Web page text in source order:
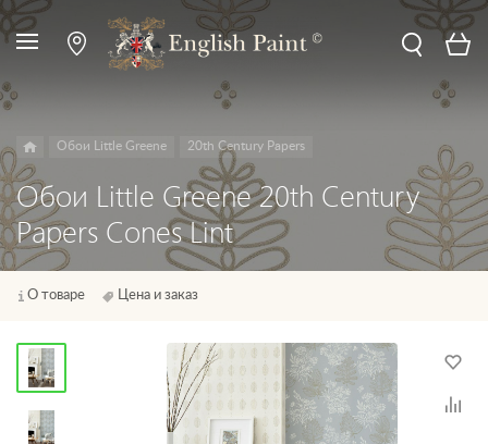
Обои Little Greene 20th Century Papers
Обои Little Greene 20th Century
Papers Cones Lint
О товаре Цена и заказ